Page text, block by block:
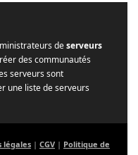
deserveurs
des communautés
serveurs sont
une liste de serveurs
légales | CGV | Politique de